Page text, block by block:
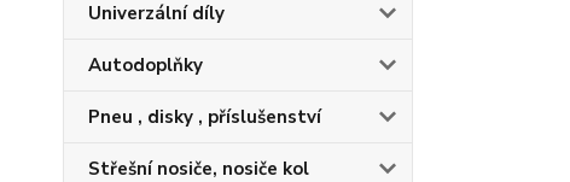
Univerzální díly
Autodoplňky
Pneu , disky , příslušenství
Střešní nosiče, nosiče kol